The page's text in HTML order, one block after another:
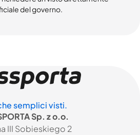
del governo.
semplici visti.
Sp. z o.o.
III Sobieskiego 2